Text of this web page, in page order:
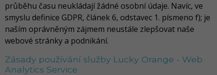
průběhu času neukládají žádné osobní údaje. Navíc, ve
smyslu definice GDPR, článek 6, odstavec 1. písmeno f); je
naším oprávněným zájmem neustále zlepšovat naše
webové stránky a podnikání.
Zásady používání služby Lucky Orange - Web
Analytics Service